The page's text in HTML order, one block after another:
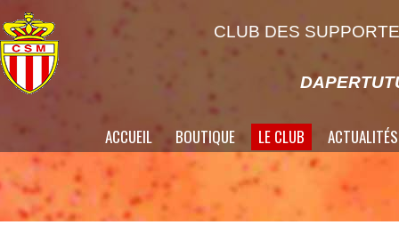
CLUB DES
ACCUEIL BOUTIQUE LE CLUB ACTUALITÉS